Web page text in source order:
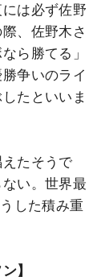
は必ず佐野
、佐野木さ
ら勝てる」
争いのライ
たといいま
たそうで
い。世界最
した積み重
】